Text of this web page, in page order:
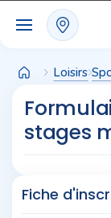
Loisirs
stages
Fiche
Panneau de